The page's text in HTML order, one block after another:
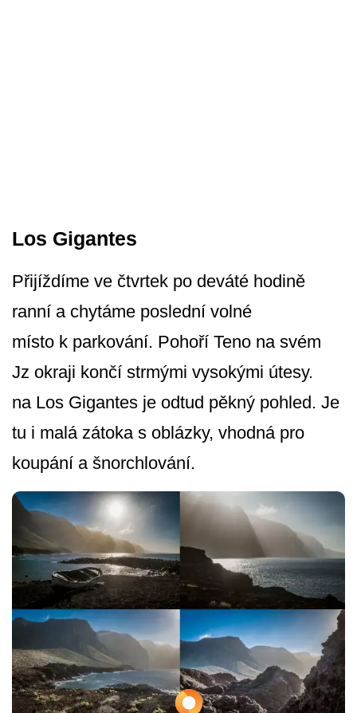
Los Gigantes
Přijíždíme ve čtvrtek po deváté hodině
ranní a chytáme poslední volné
místo k parkování. Pohoří Teno na svém
Jz okraji končí strmými vysokými útesy.
na Los Gigantes je odtud pěkný pohled. Je
tu i malá zátoka s oblázky, vhodná pro
koupání a šnorchlování.